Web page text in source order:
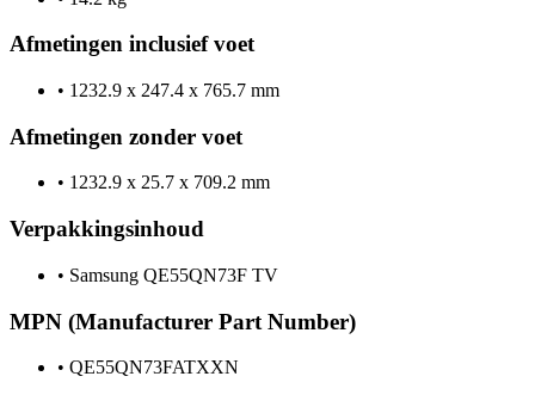
Afmetingen inclusief voet
• 1232.9 x 247.4 x 765.7 mm
Afmetingen zonder voet
• 1232.9 x 25.7 x 709.2 mm
Verpakkingsinhoud
• Samsung QE55QN73F TV
MPN (Manufacturer Part Number)
• QE55QN73FATXXN